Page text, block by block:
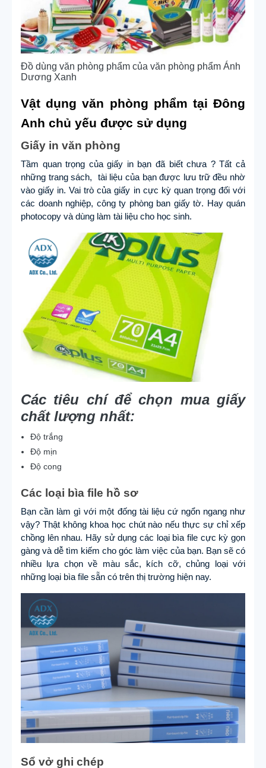
Đồ dùng văn phòng phẩm của văn phòng phẩm Ánh
Dương Xanh
Vật dụng văn phòng phẩm tại Đông
Anh chủ yếu được sử dụng
Giấy in văn phòng
Tầm quan trọng của giấy in bạn đã biết chưa ? Tất cả
những trang sách, tài liệu của bạn được lưu trữ đều nhờ
vào giấy in. Vai trò của giấy in cực kỳ quan trọng đối với
các doanh nghiệp, công ty phòng ban giấy tờ. Hay quán
photocopy và dùng làm tài liệu cho học sinh.
Các tiêu chí để chọn mua giấy
chất lượng nhất:
Độ trắng
Độ mịn
Độ cong
Các loại bìa file hồ sơ
Bạn cần làm gì với một đống tài liệu cứ ngổn ngang như
vậy? Thật không khoa học chút nào nếu thực sự chỉ xếp
chồng lên nhau. Hãy sử dụng các loại bìa file cực kỳ gọn
gàng và dễ tìm kiếm cho góc làm việc của bạn. Bạn sẽ có
nhiều lựa chọn về màu sắc, kích cỡ, chủng loại với
những loại bìa file sẵn có trên thị trường hiện nay.
Sổ vở ghi chép